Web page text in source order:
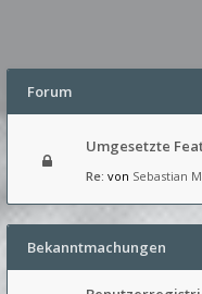
Forum
Umgesetzte
Re: von Sebastian
Bekanntmachungen